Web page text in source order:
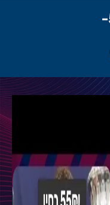
חולצות-כדורגל-ב-55-